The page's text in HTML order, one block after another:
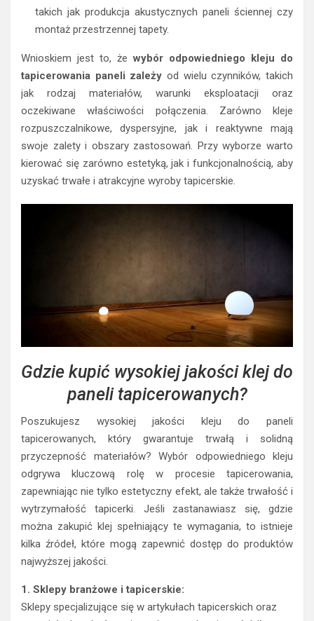
takich jak produkcja akustycznych paneli ściennej czy
montaż przestrzennej tapety.
Wnioskiem jest to, żewybór odpowiedniego kleju do
tapicerowania paneli zależy od wielu czynników, takich
jak rodzaj materiałów, warunki eksploatacji oraz
oczekiwane właściwości połączenia. Zarówno kleje
rozpuszczalnikowe, dyspersyjne, jak i reaktywne mają
swoje zalety i obszary zastosowań. Przy wyborze warto
kierować się zarówno estetyką, jak i funkcjonalnością, aby
uzyskać trwałe i atrakcyjne wyroby tapicerskie.
Gdzie kupić wysokiej jakości klej do
paneli tapicerowanych?
Poszukujesz wysokiej jakości kleju do paneli
tapicerowanych, który gwarantuje trwałą i solidną
przyczepność materiałów? Wybór odpowiedniego kleju
odgrywa kluczową rolę w procesie tapicerowania,
zapewniając nie tylko estetyczny efekt, ale także trwałość i
wytrzymałość tapicerki. Jeśli zastanawiasz się, gdzie
można zakupić klej spełniający te wymagania, to istnieje
kilka źródeł, które mogą zapewnić dostęp do produktów
najwyższej jakości.
1. Sklepy branżowe i tapicerskie:
Sklepy specjalizujące się w artykułach tapicerskich oraz